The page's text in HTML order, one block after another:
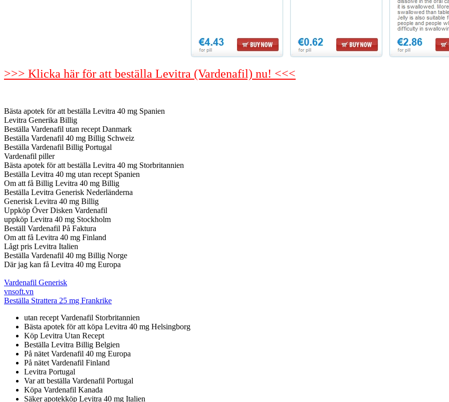
>>> Klicka här för att beställa Levitra (Vardenafil) nu! <<<
Bästa apotek för att beställa Levitra 40 mg Spanien
Levitra Generika Billig
Beställa Vardenafil utan recept Danmark
Beställa Vardenafil 40 mg Billig Schweiz
Beställa Vardenafil Billig Portugal
Vardenafil piller
Bästa apotek för att beställa Levitra 40 mg Storbritannien
Beställa Levitra 40 mg utan recept Spanien
Om att få Billig Levitra 40 mg Billig
Beställa Levitra Generisk Nederländerna
Generisk Levitra 40 mg Billig
Uppköp Över Disken Vardenafil
uppköp Levitra 40 mg Stockholm
Beställ Vardenafil På Faktura
Om att få Levitra 40 mg Finland
Lågt pris Levitra Italien
Beställa Vardenafil 40 mg Billig Norge
Där jag kan få Levitra 40 mg Europa
Vardenafil Generisk
vnsoft.vn
Beställa Strattera 25 mg Frankrike
utan recept Vardenafil Storbritannien
Bästa apotek för att köpa Levitra 40 mg Helsingborg
Köp Levitra Utan Recept
Beställa Levitra Billig Belgien
På nätet Vardenafil 40 mg Europa
På nätet Vardenafil Finland
Levitra Portugal
Var att beställa Vardenafil Portugal
Köpa Vardenafil Kanada
Säker apotekköp Levitra 40 mg Italien